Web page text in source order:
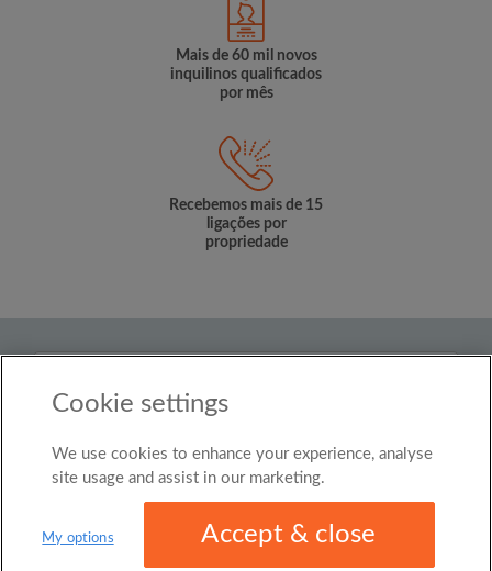
Mais de 60 mil novos
inquilinos qualificados
por mês
Recebemos mais de 15
ligações por
propriedade
Brasil
© Roomgo Limited 2025 - 21 Market Place, Stockport,
United Kingdom, SK1 1EU
Cookie settings
We use cookies to enhance your experience, analyse
site usage and assist in our marketing.
My options Accept & close